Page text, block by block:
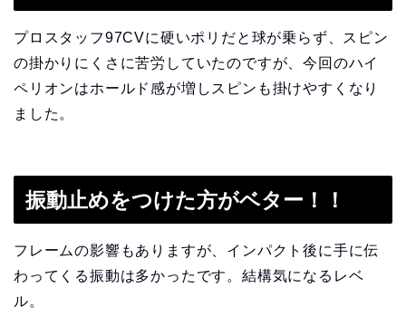
プロスタッフ97CVに硬いポリだと球が乗らず、スピン
の掛かりにくさに苦労していたのですが、今回のハイ
ペリオンはホールド感が増しスピンも掛けやすくなり
ました。
振動止めをつけた方がベター！！
フレームの影響もありますが、インパクト後に手に伝
わってくる振動は多かったです。結構気になるレベ
ル。